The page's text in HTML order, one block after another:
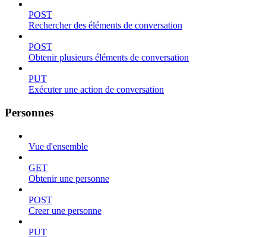
POST
Rechercher des éléments de conversation
POST
Obtenir plusieurs éléments de conversation
PUT
Exécuter une action de conversation
Personnes
Vue d'ensemble
GET
Obtenir une personne
POST
Creer une personne
PUT